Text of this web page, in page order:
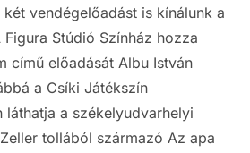
vendégelőadást is kínálunk a
Stúdió Színház hozza
című előadását Albu István
a Csíki Játékszín
láthatja a székelyudvarhelyi
tollából származó Az apa